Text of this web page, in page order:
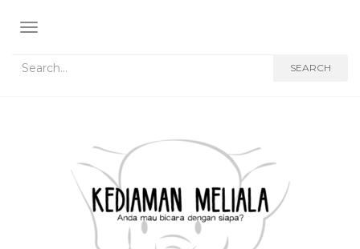
TOGGLE NAVIGATION
Search for: SEARCH